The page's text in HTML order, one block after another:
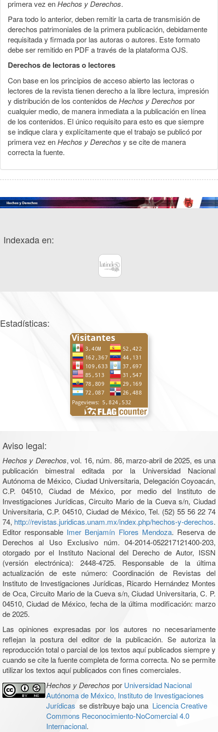
primera vez enHechos y Derechos.
Para todo lo anterior, deben remitir la carta de transmisión de
derechos patrimoniales de la primera publicación, debidamente
requisitada y firmada por las autoras o autores. Este formato
debe ser remitido en PDF a través de la plataforma OJS.
Derechos de lectoras o lectores
Con base en los principios de acceso abierto las lectoras o
lectores de la revista tienen derecho a la libre lectura, impresión
y distribución de los contenidos deHechos y Derechos por
cualquier medio, de manera inmediata a la publicación en línea
de los contenidos. El único requisito para esto es que siempre
se indique clara y explícitamente que el trabajo se publicó por
primera vez enHechos y Derechos y se cite de manera
correcta la fuente.
Indexada en:
Estadísticas:
Aviso legal:
Hechos y Derechos, vol. 16, núm. 86, marzo-abril de 2025, es una
publicación bimestral editada por la Universidad Nacional
Autónoma de México, Ciudad Universitaria, Delegación Coyoacán,
C.P. 04510, Ciudad de México, por medio del Instituto de
Investigaciones Jurídicas, Circuito Mario de la Cueva s/n, Ciudad
Universitaria, C.P. 04510, Ciudad de México, Tel. (52) 55 56 22 74
74, http://revistas.juridicas.unam.mx/index.php/hechos-y-derechos.
Editor responsable Imer Benjamín Flores Mendoza. Reserva de
Derechos al Uso Exclusivo núm. 04-2014-052217121400-203,
otorgado por el Instituto Nacional del Derecho de Autor, ISSN
(versión electrónica): 2448-4725. Responsable de la última
actualización de este número: Coordinación de Revistas del
Instituto de Investigaciones Jurídicas, Ricardo Hernández Montes
de Oca, Circuito Mario de la Cueva s/n, Ciudad Universitaria, C. P.
04510, Ciudad de México, fecha de la última modificación: marzo
de 2025.
Las opiniones expresadas por los autores no necesariamente
reflejan la postura del editor de la publicación. Se autoriza la
reproducción total o parcial de los textos aquí publicados siempre y
cuando se cite la fuente completa de forma correcta. No se permite
utilizar los textos aquí publicados con fines comerciales.
Hechos y Derechos por Universidad Nacional
Autónoma de México, Instituto de Investigaciones
Jurídicas se distribuye bajo una Licencia Creative
Commons Reconocimiento-NoComercial 4.0
Internacional.